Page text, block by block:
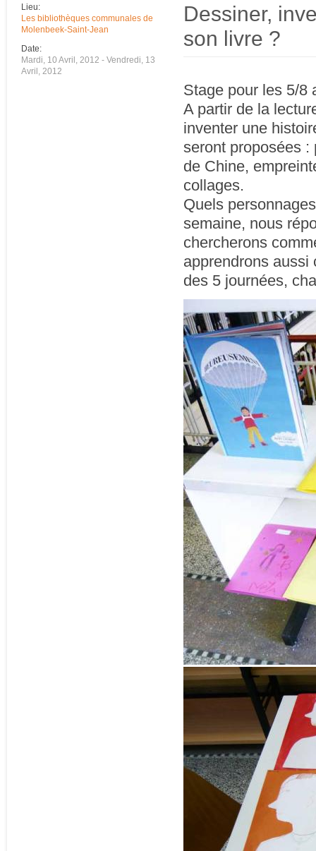
Lieu:
Les bibliothèques communales de
Molenbeek-Saint-Jean
Date:
Mardi, 10 Avril, 2012 - Vendredi, 13
Avril, 2012
Dessiner,
son livre ?
Stage pour les 5/8
A partir de la
inventer une
seront proposées :
de Chine,
collages.
Quels
semaine, nous
chercherons
apprendrons aussi
des 5 journées,